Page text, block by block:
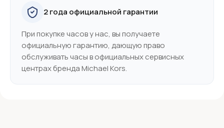
2 года официальной гарантии
При покупке часов у нас, вы получаете
официальную гарантию, дающую право
обслуживать часы в официальных сервисных
центрах бренда Michael Kors.